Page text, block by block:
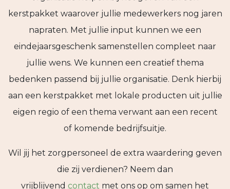
kerstpakket waarover jullie medewerkers nog jaren
napraten. Met jullie input kunnen we een
eindejaarsgeschenk samenstellen compleet naar
jullie wens. We kunnen een creatief thema
bedenken passend bij jullie organisatie. Denk hierbij
aan een kerstpakket met lokale producten uit jullie
eigen regio of een thema verwant aan een recent
of komende bedrijfsuitje.
Wil jij het zorgpersoneel de extra waardering geven
die zij verdienen? Neem dan
vrijblijvend contact met ons op om samen het